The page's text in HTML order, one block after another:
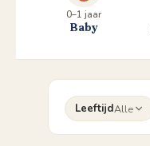
0–1 jaar
Baby
LeeftijdAlle